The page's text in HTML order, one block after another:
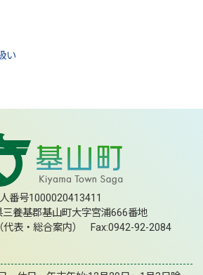
い
番号1000020413411
養基郡基山町大字宮浦666番地
代表・総合案内） Fax:0942-92-2084